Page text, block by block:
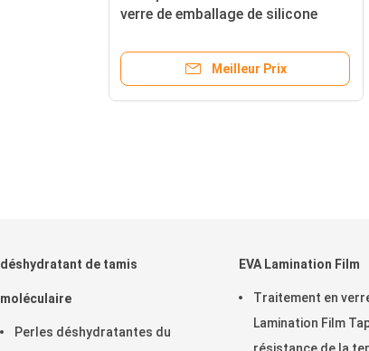
verre de emballage de silicone
Meilleur Prix
déshydratant de tamis
moléculaire
Perles déshydratantes du
EVA Lamination Film
Traitement en
Lamination Film